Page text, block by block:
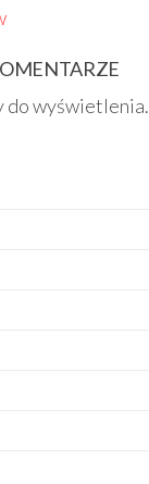
do wyświetlenia.